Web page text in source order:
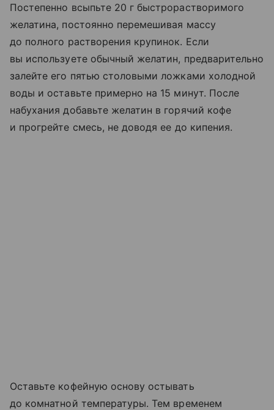
Постепенно всыпьте 20 г быстрорастворимого
желатина, постоянно перемешивая массу
до полного растворения крупинок. Если
вы используете обычный желатин, предварительно
залейте его пятью столовыми ложками холодной
воды и оставьте примерно на 15 минут. После
набухания добавьте желатин в горячий кофе
и прогрейте смесь, не доводя ее до кипения.
Оставьте кофейную основу остывать
до комнатной температуры. Тем временем